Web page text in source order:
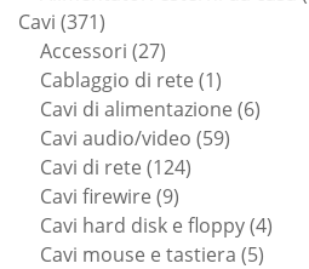
Cavi 371371
prodotti
Accessori 2727
prodotti
Cablaggio di rete 11
prodotto
Cavi di alimentazione 66
Cavi audio/video 5959
Cavi di rete 124124
Cavi firewire 99
prodotti
Cavi hard disk e floppy 44
Cavi mouse e tastiera 55